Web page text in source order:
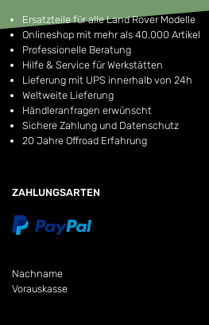
Ersatzteile für alle Land Rover Modelle
Onlineshop mit mehr als 40.000 Artikel
Professionelle Beratung
Hilfe & Service für Werkstätten
Lieferung mit UPS innerhalb von 24h
Weltweite Lieferung
Händleranfragen erwünscht
Sichere Zahlung und Datenschutz
20 Jahre Offroad Erfahrung
ZAHLUNGSARTEN
Nachname
Vorauskasse